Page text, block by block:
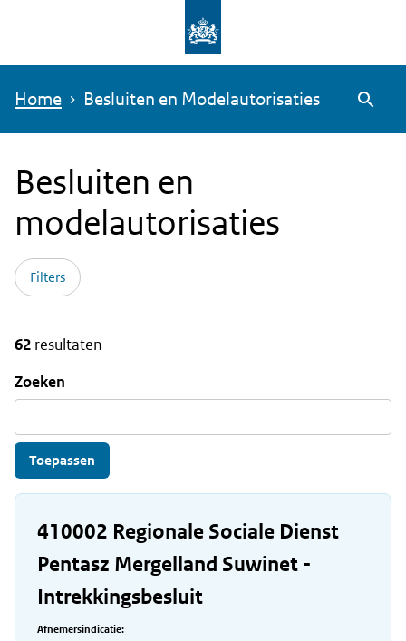
de
Home Besluiten en Modelautorisaties
Besluiten en
modelautorisaties
Filters
62 resultaten
Zoeken
410002 Regionale Sociale Dienst
Pentasz Mergelland Suwinet -
Intrekkingsbesluit
Afnemersindicatie: